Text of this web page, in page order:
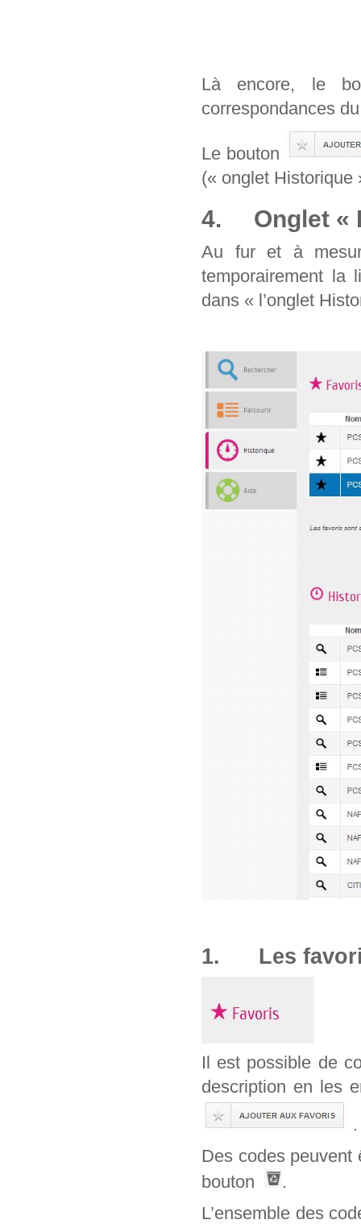
Là encore, le
correspondances
Le bouton
(« onglet Historique
4. Onglet «
Au fur et à
temporairement la
dans « l’onglet
1. Les
Il est possible de
description en les
.
Des codes peuvent
bouton
.
L’ensemble des